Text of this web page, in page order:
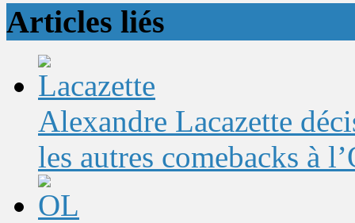
Articles liés
Alexandre Lacazette
les autres comebacks à